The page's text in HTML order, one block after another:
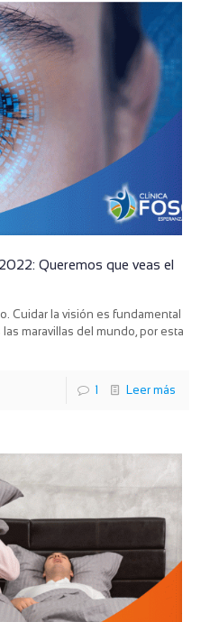
Queremos que veas el
Cuidar la visión es fundamental
maravillas del mundo, por esta
1 Leer más